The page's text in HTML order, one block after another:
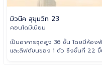
มิวนีค สุขุมวิท 23
คอนโดมิเนียม
เป็นอาคารชุดสูง 36 ชั้น โดยมีห้อ
และลิฟต์ขนของ 1 ตัว ซึ่งชั้นที่ 22